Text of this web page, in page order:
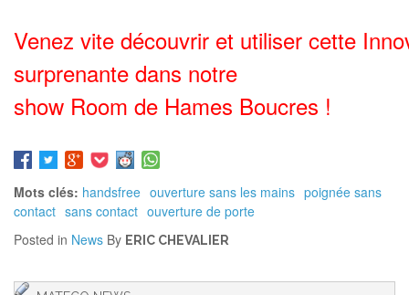
Venez vite découvrir et utiliser cette
surprenante dans notre
show Room de Hames Boucres !
Mots clés: handsfree ouverture sans les mains poignée sans
contact sans contact ouverture de porte
Posted in News By ERIC CHEVALIER